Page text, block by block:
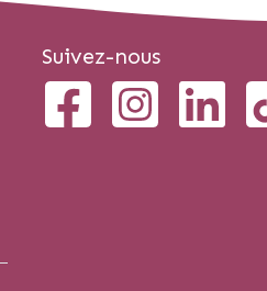
Suivez-nous